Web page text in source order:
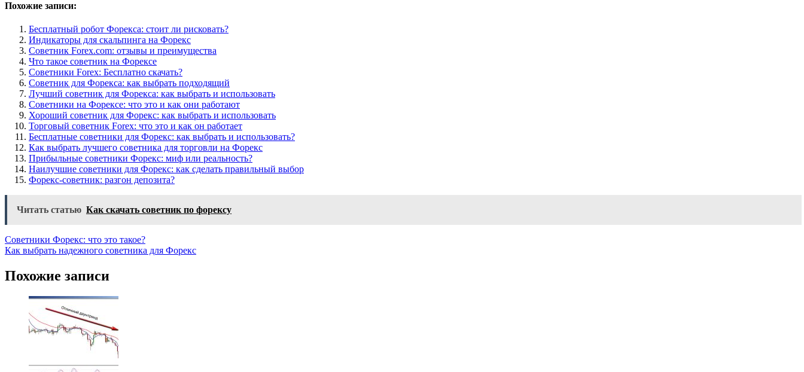
Похожие записи:
Бесплатный робот Форекса: стоит ли рисковать?
Индикаторы для скальпинга на Форекс
Советник Forex.com: отзывы и преимущества
Что такое советник на Форексе
Советники Forex: Бесплатно скачать?
Советник для Форекса: как выбрать подходящий
Лучший советник для Форекса: как выбрать и использовать
Советники на Форексе: что это и как они работают
Хороший советник для Форекс: как выбрать и использовать
Торговый советник Forex: что это и как он работает
Бесплатные советники для Форекс: как выбрать и использовать?
Как выбрать лучшего советника для торговли на Форекс
Прибыльные советники Форекс: миф или реальность?
Наилучшие советники для Форекс: как сделать правильный выбор
Форекс-советник: разгон депозита?
Читать статью Как скачать советник по форексу
Навигация
по
записям
Советники Форекс: что это такое?
Как выбрать надежного советника для Форекс
Похожие записи